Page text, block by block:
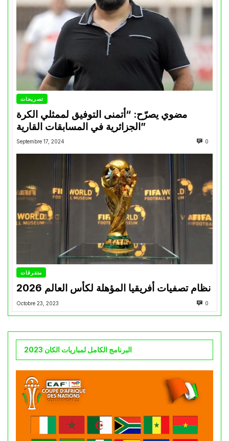
تصريحات
مضوي يصرّح: “أتمنى التوفيق لممثلي الكرة
الجزائرية في المسابقات القارية”
Septembre 17, 2024 0
متفرقات
نظام تصفيات أفريقيا المؤهلة لكأس العالم 2026
Octobre 23, 2023 0
البرنامج الكامل لمباريات الكان 2023